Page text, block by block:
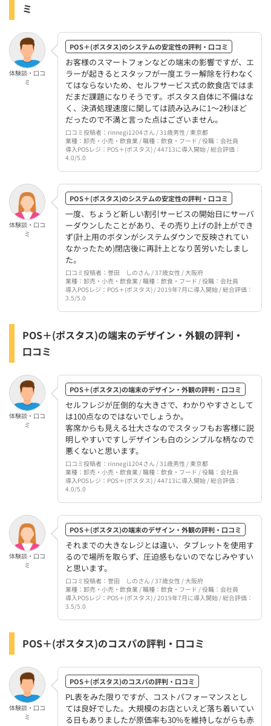
ミ
体験談・口コ
ミ
POS＋(ポスタス)のシステムの安定性の評判・口コミ
お客様のスマートフォンなどの端末の影響ですが、エ
ラーが起きるとスタッフが一度エラー解除を行わなく
てはならないため、セルフサービス式の飲食店ではま
だまだ課題になりそうです。ポスタス自体に不備はな
く、決済処理速度に関しては読み込みに1〜2秒ほど
だったので不満と言った点はございません。
口コミ投稿者：rinnegi1204さん / 31歳男性 / 東京都
業種：卸売・小売・飲食業 / 職種：飲食・フード / 役職：会社員
導入POSレジ：POS＋(ポスタス) / 44713に導入開始 / 総合評価：
4.0/5.0
体験談・口コ
ミ
POS＋(ポスタス)のシステムの安定性の評判・口コミ
一度、ちょうど新しい割引サービスの開始日にサーバ
ーダウンしたことがあり、その売り上げの計上ができ
ず(計上用のボタンがシステムダウンで反映されてい
なかったため)閉店後に再計上となり苦労いたしまし
た。
口コミ投稿者：誉田 しのさん / 37歳女性 / 大阪府
業種：卸売・小売・飲食業 / 職種：飲食・フード / 役職：会社員
導入POSレジ：POS＋(ポスタス) / 2019年7月に導入開始 / 総合評価：
3.5/5.0
POS＋(ポスタス)の端末のデザイン・外観の評判・
口コミ
体験談・口コ
ミ
POS＋(ポスタス)の端末のデザイン・外観の評判・口コミ
セルフレジが圧倒的な大きさで、わかりやすさとして
は100点なのではないでしょうか。
客席からも見える壮大さなのでスタッフもお客様に説
明しやすいですしデザインも白のシンプルな柄なので
悪くないと思います。
口コミ投稿者：rinnegi1204さん / 31歳男性 / 東京都
業種：卸売・小売・飲食業 / 職種：飲食・フード / 役職：会社員
導入POSレジ：POS＋(ポスタス) / 44713に導入開始 / 総合評価：
4.0/5.0
体験談・口コ
ミ
POS＋(ポスタス)の端末のデザイン・外観の評判・口コミ
それまでの大きなレジとは違い、タブレットを使用す
るので場所を取らず、圧迫感もないのでなじみやすい
と思います。
口コミ投稿者：誉田 しのさん / 37歳女性 / 大阪府
業種：卸売・小売・飲食業 / 職種：飲食・フード / 役職：会社員
導入POSレジ：POS＋(ポスタス) / 2019年7月に導入開始 / 総合評価：
3.5/5.0
POS＋(ポスタス)のコスパの評判・口コミ
体験談・口コ
ミ
POS＋(ポスタス)のコスパの評判・口コミ
PL表をみた限りですが、コストパフォーマンスとし
ては良好でした。大規模のお店といえど落ち着いてい
る日もありましたが原価率も30%を維持しながらも赤